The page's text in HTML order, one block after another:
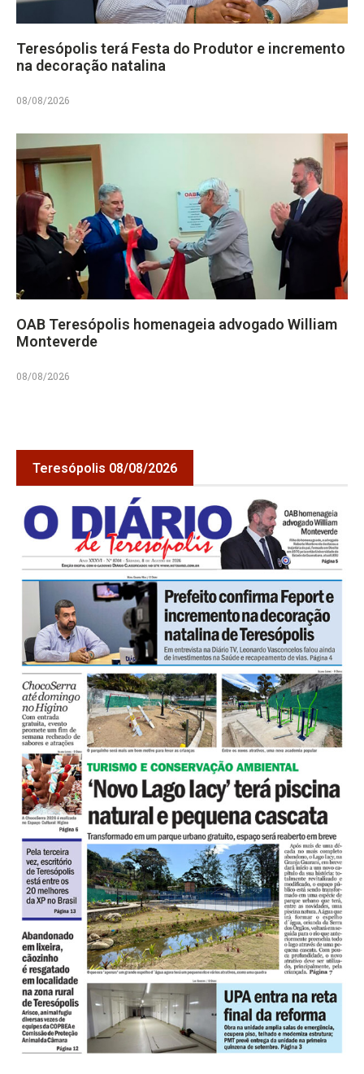
Teresópolis terá Festa do Produtor e incremento
na decoração natalina
08/08/2026
OAB Teresópolis homenageia advogado William
Monteverde
08/08/2026
Teresópolis 08/08/2026